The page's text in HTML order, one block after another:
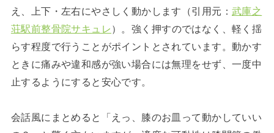
え、上下・左右にやさしく動かします（引用元： 武庫之
荘駅前整骨院サキュレ ）。強く押すのではなく、軽く揺
らす程度で行うことがポイントとされています。動かす
ときに痛みや違和感が強い場合には無理をせず、一度中
止するようにすると安心です。
会話風にまとめると「えっ、膝のお皿って動かしていい